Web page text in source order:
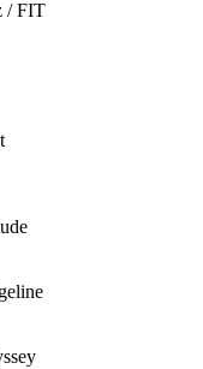
/ FIT